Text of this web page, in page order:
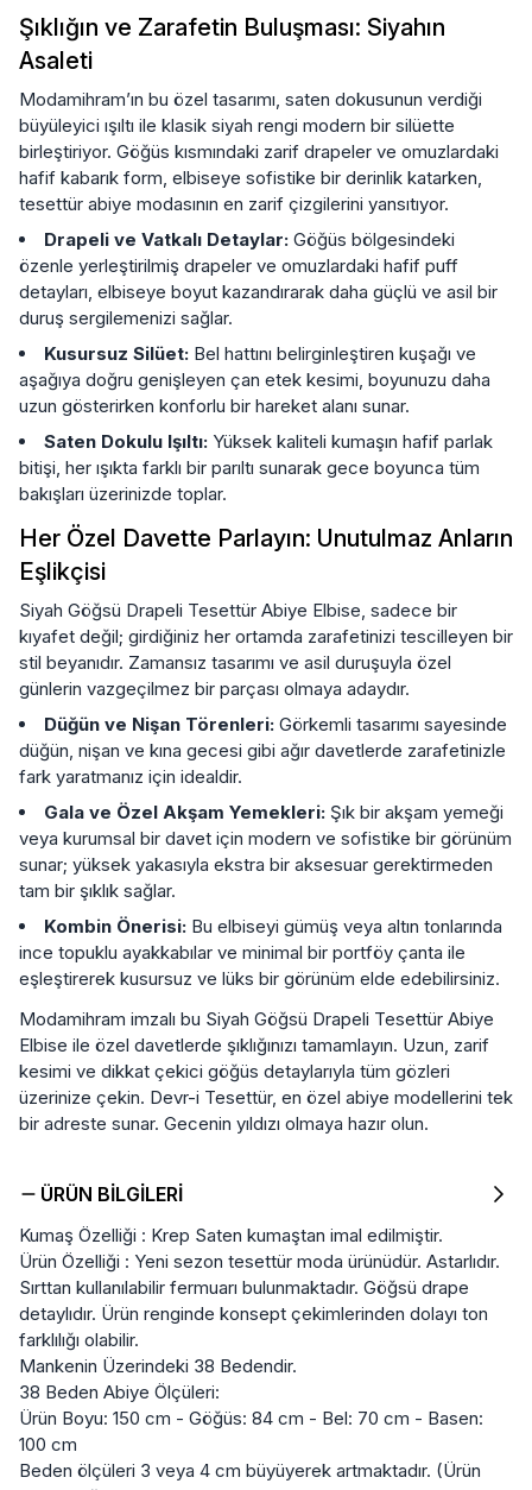
Şıklığın ve Zarafetin Buluşması: Siyahın
Asaleti
Modamihram’ın bu özel tasarımı, saten dokusunun verdiği
büyüleyici ışıltı ile klasik siyah rengi modern bir silüette
birleştiriyor. Göğüs kısmındaki zarif drapeler ve omuzlardaki
hafif kabarık form, elbiseye sofistike bir derinlik katarken,
tesettür abiye modasının en zarif çizgilerini yansıtıyor.
Drapeli ve Vatkalı Detaylar: Göğüs bölgesindeki
özenle yerleştirilmiş drapeler ve omuzlardaki hafif puff
detayları, elbiseye boyut kazandırarak daha güçlü ve asil bir
duruş sergilemenizi sağlar.
Kusursuz Silüet: Bel hattını belirginleştiren kuşağı ve
aşağıya doğru genişleyen çan etek kesimi, boyunuzu daha
uzun gösterirken konforlu bir hareket alanı sunar.
Saten Dokulu Işıltı: Yüksek kaliteli kumaşın hafif parlak
bitişi, her ışıkta farklı bir parıltı sunarak gece boyunca tüm
bakışları üzerinizde toplar.
Her Özel Davette Parlayın: Unutulmaz Anların
Eşlikçisi
Siyah Göğsü Drapeli Tesettür Abiye Elbise, sadece bir
kıyafet değil; girdiğiniz her ortamda zarafetinizi tescilleyen bir
stil beyanıdır. Zamansız tasarımı ve asil duruşuyla özel
günlerin vazgeçilmez bir parçası olmaya adaydır.
Düğün ve Nişan Törenleri: Görkemli tasarımı sayesinde
düğün, nişan ve kına gecesi gibi ağır davetlerde zarafetinizle
fark yaratmanız için idealdir.
Gala ve Özel Akşam Yemekleri: Şık bir akşam yemeği
veya kurumsal bir davet için modern ve sofistike bir görünüm
sunar; yüksek yakasıyla ekstra bir aksesuar gerektirmeden
tam bir şıklık sağlar.
Kombin Önerisi: Bu elbiseyi gümüş veya altın tonlarında
ince topuklu ayakkabılar ve minimal bir portföy çanta ile
eşleştirerek kusursuz ve lüks bir görünüm elde edebilirsiniz.
Modamihram imzalı bu Siyah Göğsü Drapeli Tesettür Abiye
Elbise ile özel davetlerde şıklığınızı tamamlayın. Uzun, zarif
kesimi ve dikkat çekici göğüs detaylarıyla tüm gözleri
üzerinize çekin. Devr-i Tesettür, en özel abiye modellerini tek
bir adreste sunar. Gecenin yıldızı olmaya hazır olun.
ÜRÜN BILGILERI
Kumaş Özelliği : Krep Saten kumaştan imal edilmiştir.
Ürün Özelliği : Yeni sezon tesettür moda ürünüdür. Astarlıdır.
Sırttan kullanılabilir fermuarı bulunmaktadır. Göğsü drape
detaylıdır. Ürün renginde konsept çekimlerinden dolayı ton
farklılığı olabilir.
Mankenin Üzerindeki 38 Bedendir.
38 Beden Abiye Ölçüleri:
Ürün Boyu: 150 cm - Göğüs: 84 cm - Bel: 70 cm - Basen:
100 cm
Beden ölçüleri 3 veya 4 cm büyüyerek artmaktadır. (Ürün